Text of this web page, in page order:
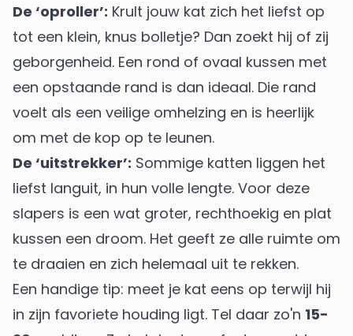
De ‘oproller’: Krult jouw kat zich het liefst op
tot een klein, knus bolletje? Dan zoekt hij of zij
geborgenheid. Een rond of ovaal kussen met
een opstaande rand is dan ideaal. Die rand
voelt als een veilige omhelzing en is heerlijk
om met de kop op te leunen.
De ‘uitstrekker’: Sommige katten liggen het
liefst languit, in hun volle lengte. Voor deze
slapers is een wat groter, rechthoekig en plat
kussen een droom. Het geeft ze alle ruimte om
te draaien en zich helemaal uit te rekken.
Een handige tip: meet je kat eens op terwijl hij
in zijn favoriete houding ligt. Tel daar zo'n 15-